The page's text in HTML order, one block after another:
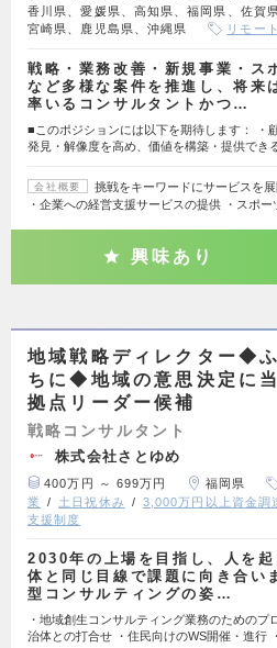
香川県、愛媛県、高知県、福岡県、佐賀
宮崎県、鹿児島県、沖縄県
リモー
戦略・業務改善・新規事業・ス
など多様な案件を推進し、将来
率いるコンサルタントかつ…
■このポジションには以下を期待します： ・
発見・解像度を高め、価値を構築・提供でき
会社概要
挑戦をキーワードにサービスを
・企業への経営支援サービスの提供 ・スポ
興味あり
地域戦略ディレクター◆
ちに◆地域の意思決定に
拠点リーダー候補
戦略コンサルタント
株式会社さとゆめ
400万円 ～ 699万円 福岡県
業
土日祝休み 3,000万円以上資金調
支援制度
2030年の上場を目指し、人を起
体と同じ目線で課題に向き合い
型コンサルティングの姿…
・地域創生コンサルティング業務のためのプ
治体との打合せ ・住民向けのWS開催・進行